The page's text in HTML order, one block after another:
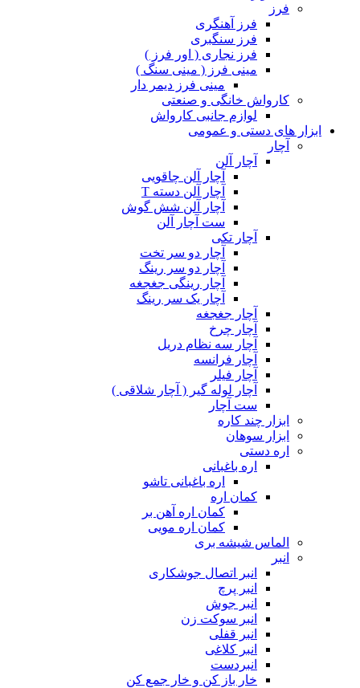
فرز
فرز آهنگری
فرز سنگبری
فرز نجاری ( اور فرز )
مینی فرز ( مینی سنگ )
مینی فرز دیمر دار
کارواش خانگی و صنعتی
لوازم جانبی کارواش
ابزار های دستی و عمومی
آچار
آچار آلن
آچار آلن چاقویی
آچار آلن دسته T
آچار آلن شش گوش
ست آچار آلن
آچار تکی
آچار دو سر تخت
آچار دو سر رینگ
آچار رینگی جغجغه
آچار یک سر رینگ
آچار جغجغه
آچار چرخ
آچار سه نظام دریل
آچار فرانسه
آچار فیلر
آچار لوله گیر ( آچار شلاقی )
ست آچار
ابزار چند کاره
ابزار سوهان
اره دستی
اره باغبانی
اره باغبانی تاشو
کمان اره
کمان اره آهن بر
کمان اره مویی
الماس شیشه بری
انبر
انبر اتصال جوشکاری
انبر پرچ
انبر جوش
انبر سوکت زن
انبر قفلی
انبر کلاغی
انبردست
خار باز کن و خار جمع کن